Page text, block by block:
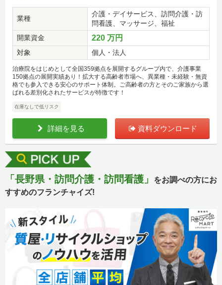
業種
介護・デイサービス、訪問介護・訪
問看護、マッサージ、福祉
開業資金
220 万円
対象 個人・法人
治療院をはじめとして全国359拠点を展開するグループ内で、介護事業
150拠点の展開実績あり！拡大する高齢者市場へ、異業種・未経験・無資
格でも参入できる安心のサポート体制。ご高齢者の方とそのご家族から選
ばれる差別化されたサービスが特徴です！
在庫なしで低リスク
詳細を見る 資料ダウンロード
「長野県・訪問介護・訪問看護」
をお調べの方にお
すすめのフランチャイズ!